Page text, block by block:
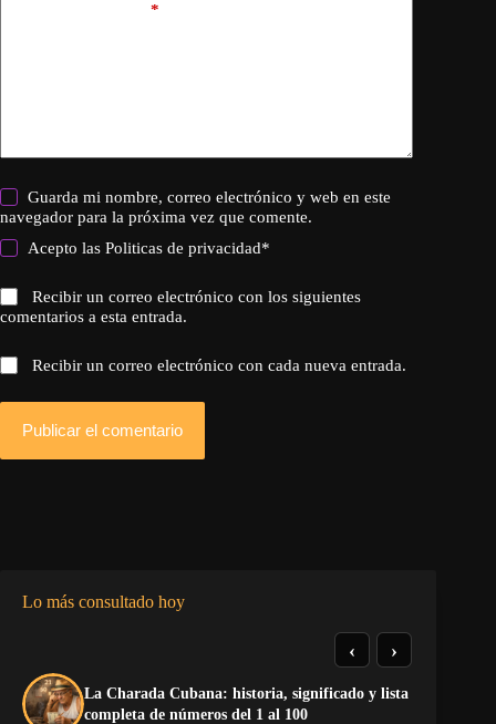
*
Guarda mi nombre, correo electrónico y web en este
navegador para la próxima vez que comente.
Acepto lasPoliticas de privacidad*
Recibir un correo electrónico con los siguientes
comentarios a esta entrada.
Recibir un correo electrónico con cada nueva entrada.
Publicar el comentario
Lo más consultado hoy
La Charada Cubana: historia, significado y lista
completa de números del 1 al 100
‹ ›